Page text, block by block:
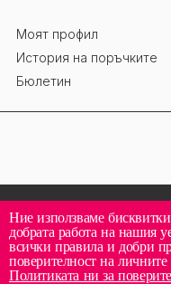
Ние използваме
добрата работа на нашия
всички правила и добри
поверителност на
Политиката ни за
Моят профил
История на поръчките
Бюлетин